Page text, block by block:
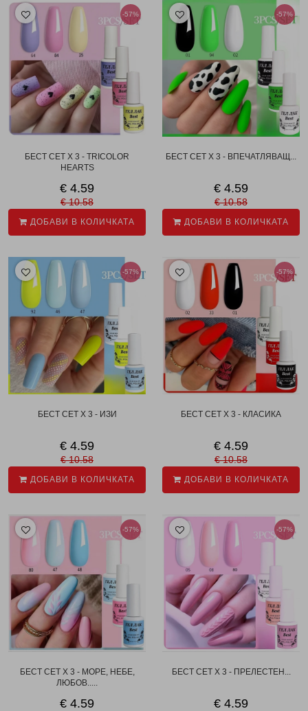
-57%
БЕСТ СЕТ X 3 - TRICOLOR
HEARTS
€ 4.59
€ 10.58
ДОБАВИ В КОЛИЧКАТА
-57%
БЕСТ СЕТ X 3 - ВПЕЧАТЛЯВАЩ...
€ 4.59
€ 10.58
ДОБАВИ В КОЛИЧКАТА
-57%
БЕСТ СЕТ X 3 - ИЗИ
€ 4.59
€ 10.58
ДОБАВИ В КОЛИЧКАТА
-57%
БЕСТ СЕТ X 3 - КЛАСИКА
€ 4.59
€ 10.58
ДОБАВИ В КОЛИЧКАТА
-57%
БЕСТ СЕТ X 3 - МОРЕ, НЕБЕ,
ЛЮБОВ.....
€ 4.59
-57%
БЕСТ СЕТ X 3 - ПРЕЛЕСТЕН...
€ 4.59